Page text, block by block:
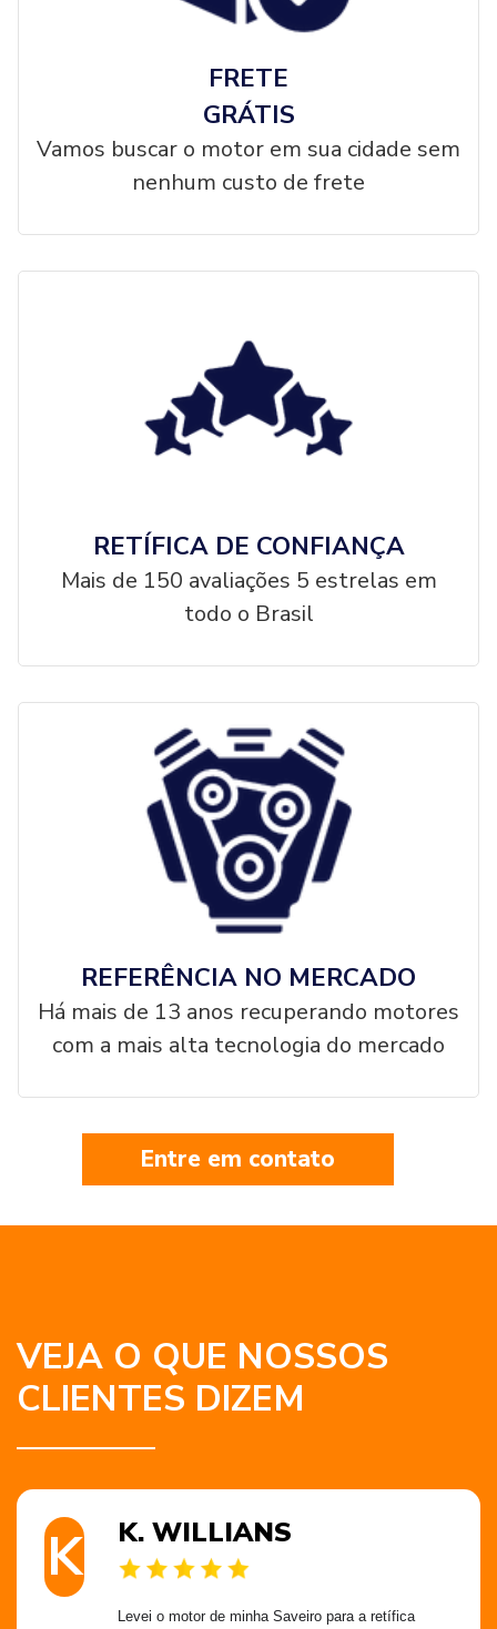
FRETE
GRÁTIS
Vamos buscar o motor em sua cidade sem
nenhum custo de frete
RETÍFICA DE CONFIANÇA
Mais de 150 avaliações 5 estrelas em
todo o Brasil
REFERÊNCIA NO MERCADO
Há mais de 13 anos recuperando motores
com a mais alta tecnologia do mercado
Entre em contato
VEJA O QUE NOSSOS
CLIENTES DIZEM
K K. WILLIANS
Levei o motor de minha Saveiro para a retífica